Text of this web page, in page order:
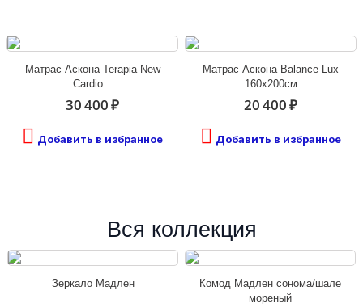
Матрас Аскона Terapia New
Cardio...
30 400 ₽
Добавить в избранное
Матрас Аскона Balance Lux
160х200см
20 400 ₽
Добавить в избранное
Вся коллекция
Зеркало Мадлен
Комод Мадлен сонома/шале
мореный